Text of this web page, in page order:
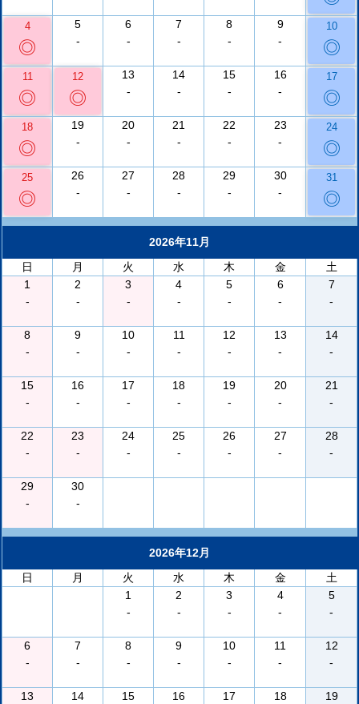
4
◎
5
-
6
-
7
-
8
-
9
-
10
◎
11
◎
12
◎
13
-
14
-
15
-
16
-
17
◎
18
◎
19
-
20
-
21
-
22
-
23
-
24
◎
25
◎
26
-
27
-
28
-
29
-
30
-
31
◎
2026年11月
日
月 火 水 木 金
土
1
-
2
-
3
-
4
-
5
-
6
-
7
-
8
-
9
-
10
-
11
-
12
-
13
-
14
-
15
-
16
-
17
-
18
-
19
-
20
-
21
-
22
-
23
-
24
-
25
-
26
-
27
-
28
-
29
-
30
-
2026年12月
日
月 火 水 木 金
土
1
-
2
-
3
-
4
-
5
-
6
-
7
-
8
-
9
-
10
-
11
-
12
-
13
14
15
16
17
18
19